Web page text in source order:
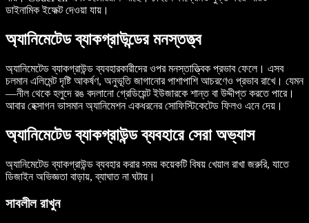
ডাইনামিক ইফেক্ট দেওয়া যায়।
অ্যানিমেটেড ব্যাকগ্রাউন্ডের মনস্তত্ত্ব
অ্যানিমেটেড ব্যাকগ্রাউন্ড ব্যবহারকারীদের ওপর মনস্তাত্ত্বিক প্রভাব ফেলে। এসব
চলমান এলিমেন্ট দৃষ্টি আকর্ষণ, অনুভূতি জাগানোর পাশাপাশি আচরণেও প্রভাব রাখে। যেমন
—নীল থেকে হলুদে রঙ বদলানো গ্রেডিয়েন্ট ইউজারকে শান্ত বা উদ্দীপ্ত করতে পারে।
আবার হেক্সাগন ভাসমান অ্যানিমেশন একধরনের সোফিস্টিকেটেড ফিলও এনে দেয়।
অ্যানিমেটেড ব্যাকগ্রাউন্ড ব্যবহারে সেরা অভ্যাস
অ্যানিমেটেড ব্যাকগ্রাউন্ড ব্যবহার করার সময় কয়েকটি বিষয় খেয়াল রাখা জরুরি, যাতে
ডিজাইন অভিজ্ঞতা বাড়ায়, ব্যাঘাত না ঘটায়।
সাবলীল রাখুন